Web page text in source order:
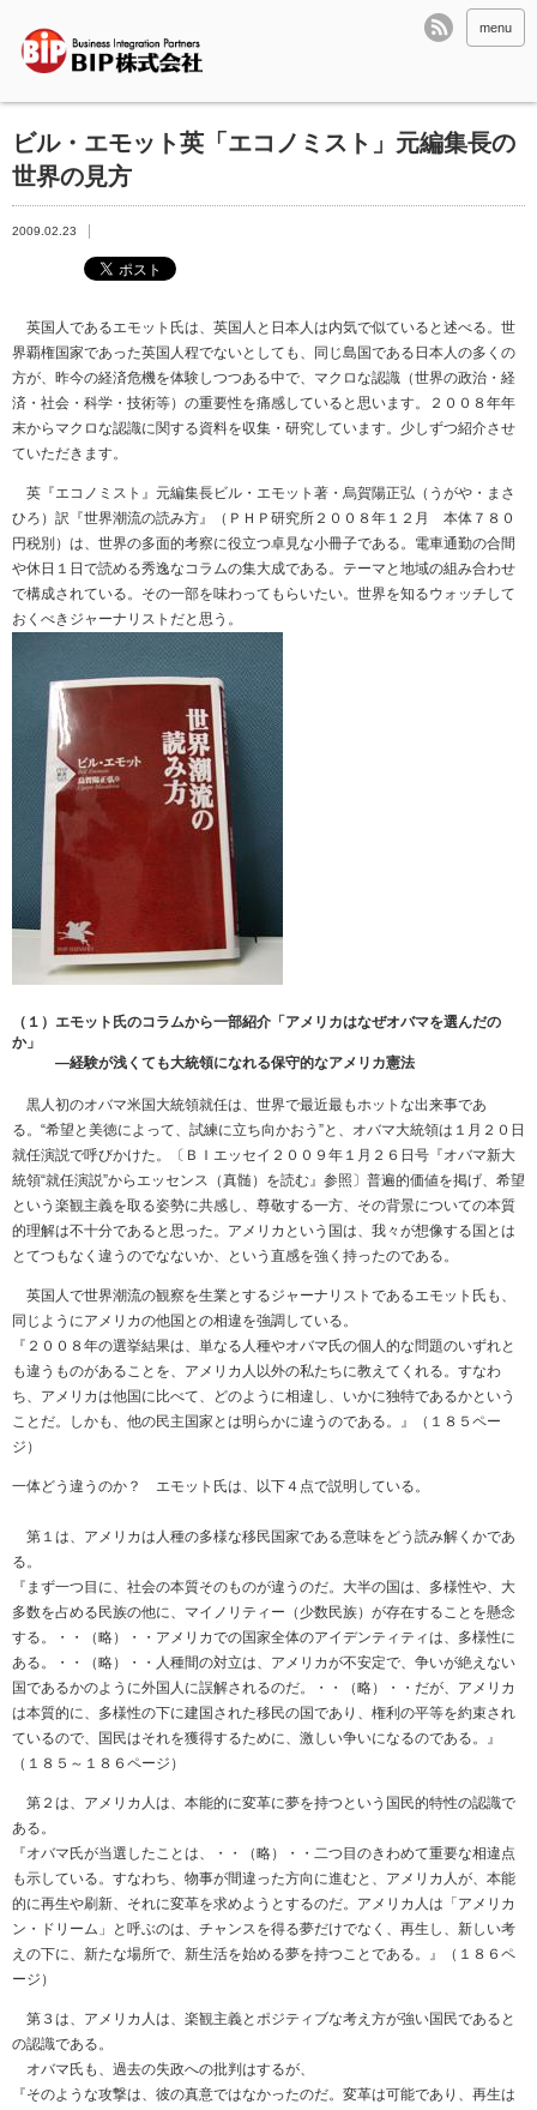
menu
ビル・エモット英「エコノミスト」元編集長の
世界の見方
2009.02.23
英国人であるエモット氏は、英国人と日本人は内気で似ていると述べる。世
界覇権国家であった英国人程でないとしても、同じ島国である日本人の多くの
方が、昨今の経済危機を体験しつつある中で、マクロな認識（世界の政治・経
済・社会・科学・技術等）の重要性を痛感していると思います。２００８年年
末からマクロな認識に関する資料を収集・研究しています。少しずつ紹介させ
ていただきます。
英『エコノミスト』元編集長ビル・エモット著・烏賀陽正弘（うがや・まさ
ひろ）訳『世界潮流の読み方』（ＰＨＰ研究所２００８年１２月 本体７８０
円税別）は、世界の多面的考察に役立つ卓見な小冊子である。電車通勤の合間
や休日１日で読める秀逸なコラムの集大成である。テーマと地域の組み合わせ
で構成されている。その一部を味わってもらいたい。世界を知るウォッチして
おくべきジャーナリストだと思う。
（１）エモット氏のコラムから一部紹介「アメリカはなぜオバマを選んだの
か」
―経験が浅くても大統領になれる保守的なアメリカ憲法
黒人初のオバマ米国大統領就任は、世界で最近最もホットな出来事であ
る。“希望と美徳によって、試練に立ち向かおう”と、オバマ大統領は１月２０日
就任演説で呼びかけた。〔ＢＩエッセイ２００９年１月２６日号『オバマ新大
統領“就任演説”からエッセンス（真髄）を読む』参照〕普遍的価値を掲げ、希望
という楽観主義を取る姿勢に共感し、尊敬する一方、その背景についての本質
的理解は不十分であると思った。アメリカという国は、我々が想像する国とは
とてつもなく違うのでなないか、という直感を強く持ったのである。
英国人で世界潮流の観察を生業とするジャーナリストであるエモット氏も、
同じようにアメリカの他国との相違を強調している。
『２００８年の選挙結果は、単なる人種やオバマ氏の個人的な問題のいずれと
も違うものがあることを、アメリカ人以外の私たちに教えてくれる。すなわ
ち、アメリカは他国に比べて、どのように相違し、いかに独特であるかという
ことだ。しかも、他の民主国家とは明らかに違うのである。』（１８５ペー
ジ）
一体どう違うのか？ エモット氏は、以下４点で説明している。
第１は、アメリカは人種の多様な移民国家である意味をどう読み解くかであ
る。
『まず一つ目に、社会の本質そのものが違うのだ。大半の国は、多様性や、大
多数を占める民族の他に、マイノリティー（少数民族）が存在することを懸念
する。・・（略）・・アメリカでの国家全体のアイデンティティは、多様性に
ある。・・（略）・・人種間の対立は、アメリカが不安定で、争いが絶えない
国であるかのように外国人に誤解されるのだ。・・（略）・・だが、アメリカ
は本質的に、多様性の下に建国された移民の国であり、権利の平等を約束され
ているので、国民はそれを獲得するために、激しい争いになるのである。』
（１８５～１８６ページ）
第２は、アメリカ人は、本能的に変革に夢を持つという国民的特性の認識で
ある。
『オバマ氏が当選したことは、・・（略）・・二つ目のきわめて重要な相違点
も示している。すなわち、物事が間違った方向に進むと、アメリカ人が、本能
的に再生や刷新、それに変革を求めようとするのだ。アメリカ人は「アメリカ
ン・ドリーム」と呼ぶのは、チャンスを得る夢だけでなく、再生し、新しい考
えの下に、新たな場所で、新生活を始める夢を持つことである。』（１８６ペ
ージ）
第３は、アメリカ人は、楽観主義とポジティブな考え方が強い国民であると
の認識である。
オバマ氏も、過去の失政への批判はするが、
『そのような攻撃は、彼の真意ではなかったのだ。変革は可能であり、再生は